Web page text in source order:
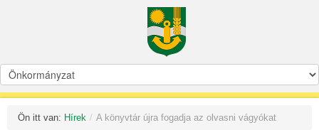
Ön itt van: Hírek / A könyvtár újra fogadja az olvasni vágyókat